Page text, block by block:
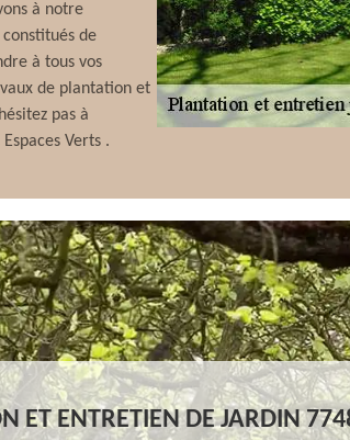
à notre
de
à tous vos
de plantation et
pas à
Verts .
ET ENTRETIEN DE JARDIN